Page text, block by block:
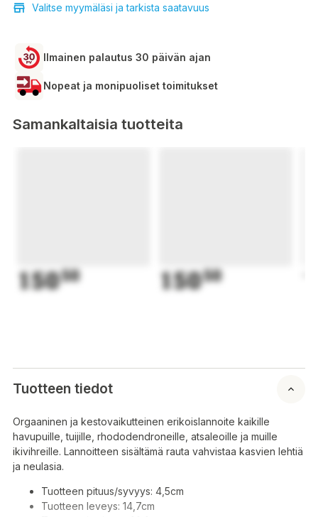
Valitse myymäläsi ja tarkista saatavuus
Ilmainen palautus 30 päivän ajan
Nopeat ja monipuoliset toimitukset
Samankaltaisia tuotteita
15050 15050
Tuotteen tiedot
Orgaaninen ja kestovaikutteinen erikoislannoite kaikille
havupuille, tuijille, rhododendroneille, atsaleoille ja muille
ikivihreille. Lannoitteen sisältämä rauta vahvistaa kasvien lehtiä
ja neulasia.
Tuotteen pituus/syvyys: 4,5cm
Tuotteen leveys: 14,7cm